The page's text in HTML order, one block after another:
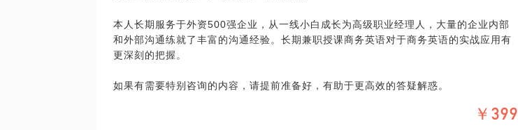
本人长期服务于外资500强企业，从一线小白成长为高级职业经理人，大量的企业内部
和外部沟通练就了丰富的沟通经验。长期兼职授课商务英语对于商务英语的实战应用有
更深刻的把握。
如果有需要特别咨询的内容，请提前准备好，有助于更高效的答疑解惑。
￥399